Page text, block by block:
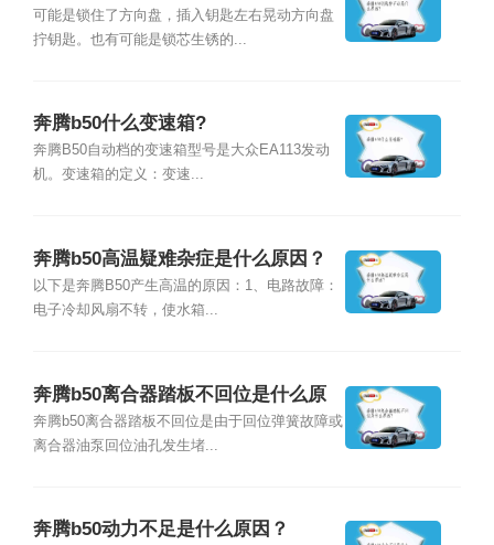
可能是锁住了方向盘，插入钥匙左右晃动方向盘
拧钥匙。也有可能是锁芯生锈的...
奔腾b50什么变速箱?
奔腾B50自动档的变速箱型号是大众EA113发动
机。变速箱的定义：变速...
奔腾b50高温疑难杂症是什么原因？
以下是奔腾B50产生高温的原因：1、电路故障：
电子冷却风扇不转，使水箱...
奔腾b50离合器踏板不回位是什么原
因？
奔腾b50离合器踏板不回位是由于回位弹簧故障或
离合器油泵回位油孔发生堵...
奔腾b50动力不足是什么原因？